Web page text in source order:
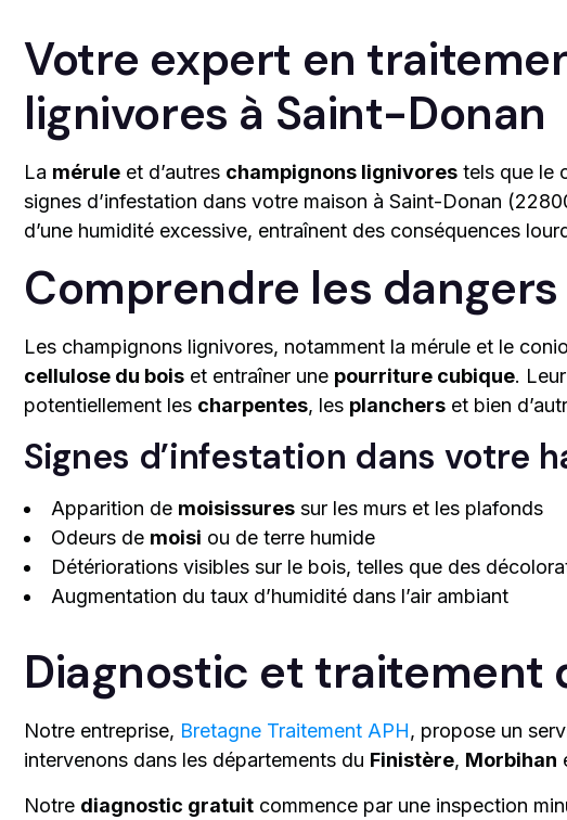
Votre expert en
lignivores à Saint-Donan
La mérule et d’autres champignons lignivores tels que le
signes d’infestation dans votre maison à Saint-Donan
d’une humidité excessive, entraînent des conséquences
Comprendre les
Les champignons lignivores, notamment la mérule et le
cellulose du bois et entraîner une pourriture cubique.
potentiellement les charpentes, les planchers et bien
Signes d’infestation dans votre
Apparition de moisissures sur les murs et les plafonds
Odeurs de moisi ou de terre humide
Détériorations visibles sur le bois, telles que des
Augmentation du taux d’humidité dans l’air ambiant
Diagnostic et traitement
Notre entreprise, Bretagne Traitement APH, propose un
intervenons dans les départements du Finistère, Morbihan
Notre diagnostic gratuit commence par une inspection